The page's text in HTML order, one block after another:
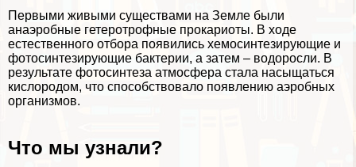
Первыми живыми существами на Земле были
анаэробные гетеротрофные прокариоты. В ходе
естественного отбора появились хемосинтезирующие и
фотосинтезирующие бактерии, а затем – водоросли. В
результате фотосинтеза атмосфера стала насыщаться
кислородом, что способствовало появлению аэробных
организмов.
Что мы узнали?